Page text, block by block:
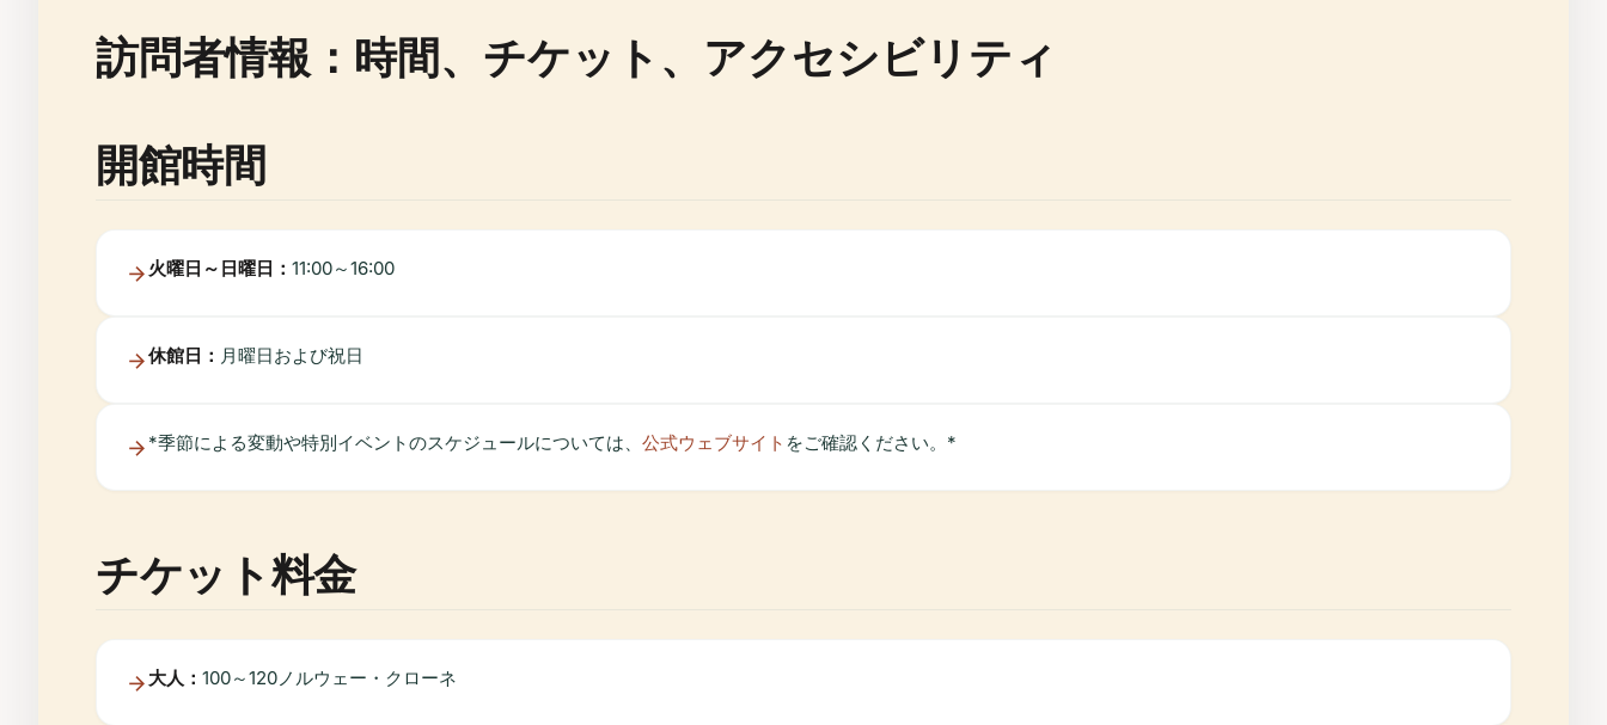
訪問者情報：時間、チケット、アクセシビリティ
開館時間
火曜日～日曜日： 11:00～16:00
休館日： 月曜日および祝日
*季節による変動や特別イベントのスケジュールについては、 公式ウェブサイト をご確認ください。*
チケット料金
大人： 100～120ノルウェー・クローネ